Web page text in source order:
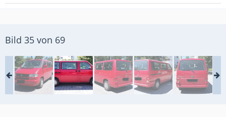
Bild 35 von 69